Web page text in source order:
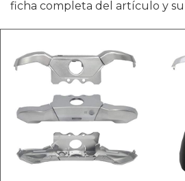
ficha completa del artículo y su